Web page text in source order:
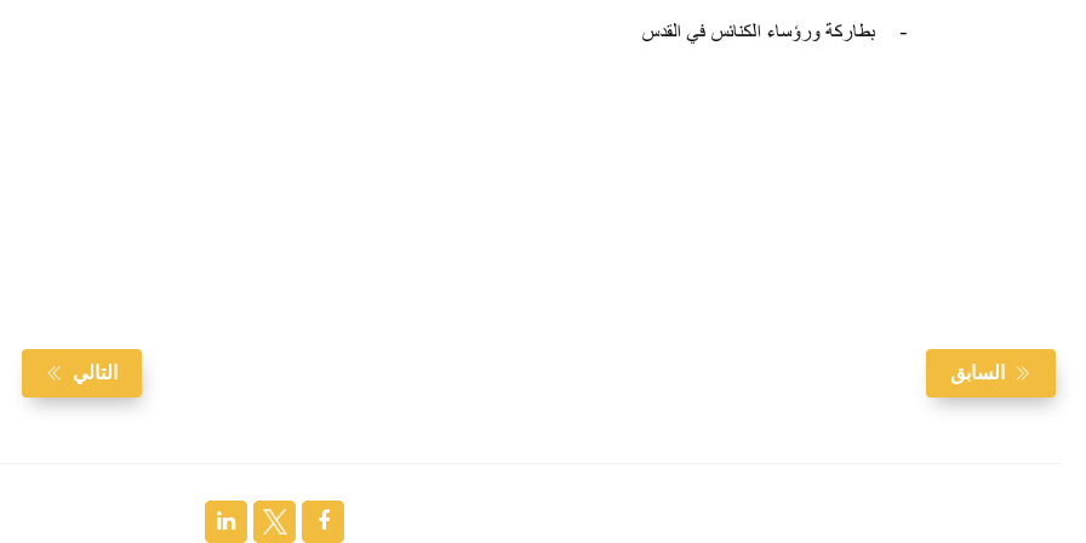
السابق التالي